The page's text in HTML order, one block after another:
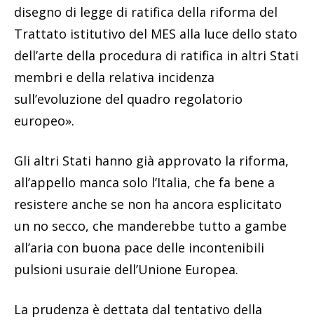
disegno di legge di ratifica della riforma del
Trattato istitutivo del MES alla luce dello stato
dell’arte della procedura di ratifica in altri Stati
membri e della relativa incidenza
sull’evoluzione del quadro regolatorio
europeo».
Gli altri Stati hanno già approvato la riforma,
all’appello manca solo l’Italia, che fa bene a
resistere anche se non ha ancora esplicitato
un no secco, che manderebbe tutto a gambe
all’aria con buona pace delle incontenibili
pulsioni usuraie dell’Unione Europea.
La prudenza è dettata dal tentativo della